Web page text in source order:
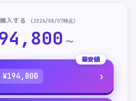
入する (2026/08/07時点)
〜
最安値
¥194,800 ›